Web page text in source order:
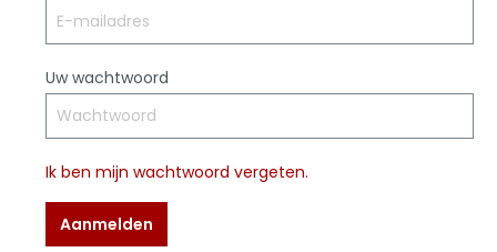
Uw wachtwoord
Ik ben mijn wachtwoord vergeten.
Aanmelden